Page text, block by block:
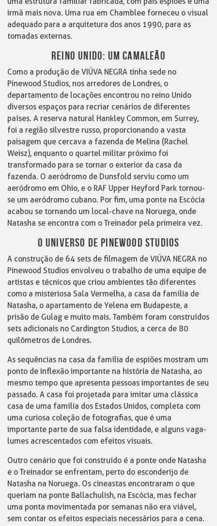
irmã mais nova. Uma rua em Chamblee forneceu o visual
adequado para a arquitetura dos anos 1990, para as
tomadas externas.
REINO UNIDO: UM CAMALEÃO
Como a produção de VIÚVA NEGRA tinha sede no
Pinewood Studios, nos arredores de Londres, o
departamento de locações encontrou no reino Unido
diversos espaços para recriar cenários de diferentes
países. A reserva natural Hankley Common, em Surrey,
foi a região silvestre russo, proporcionando a vasta
paisagem que cercava a fazenda de Melina (Rachel
Weisz), enquanto o quartel militar próximo foi
transformado para se tornar o exterior da casa da
fazenda. O aeródromo de Dunsfold serviu como um
aeródromo em Ohio, e o RAF Upper Heyford Park tornou-
se um aeródromo cubano. Por fim, uma ponte na Escócia
acabou se tornando um local-chave na Noruega, onde
Natasha se encontra com o Treinador pela primeira vez.
O UNIVERSO DE PINEWOOD STUDIOS
A construção de 64 sets de filmagem de VIÚVA NEGRA no
Pinewood Studios envolveu o trabalho de uma equipe de
artistas e técnicos que criou ambientes tão diferentes
como a misteriosa Sala Vermelha, a casa da família de
Natasha, o apartamento de Yelena em Budapeste, a
prisão de Gulag e muito mais. Também foram construídos
sets adicionais no Cardington Studios, a cerca de 80
quilômetros de Londres.
As sequências na casa da família de espiões mostram um
ponto de inflexão importante na história de Natasha, ao
mesmo tempo que apresenta pessoas importantes de seu
passado. A casa foi projetada para imitar uma clássica
casa de uma família dos Estados Unidos, completa com
uma curiosa coleção de fotografias, que é uma
importante parte de sua falsa identidade, e alguns vaga-
lumes acrescentados com efeitos visuais.
Outro cenário que foi construído é a ponte onde Natasha
e o Treinador se enfrentam, perto do esconderijo de
Natasha na Noruega. Os cineastas encontraram o que
queriam na ponte Ballachulish, na Escócia, mas fechar
uma ponta movimentada por semanas não era viável,
sem contar os efeitos especiais necessários para a cena.